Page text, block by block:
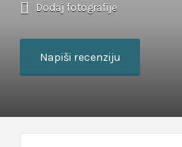
Dodaj fotografije
Napiši recenziju